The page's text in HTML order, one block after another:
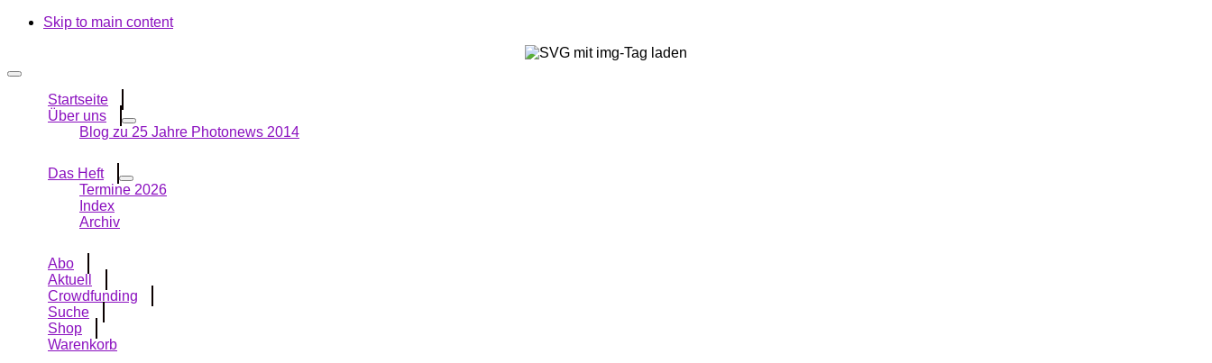
Skip to main content
Startseite
Über uns
Blog zu 25 Jahre Photonews 2014
Das Heft
Termine 2026
Index
Archiv
Abo
Aktuell
Crowdfunding
Suche
Shop
Warenkorb